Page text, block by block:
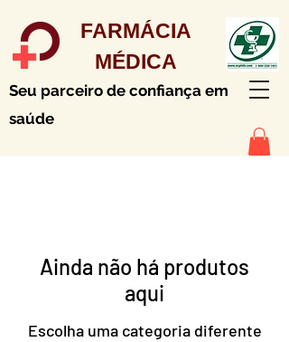
FARMÁCIA
MÉDICA
Seu parceiro de confiança em
saúde
Ainda não há produtos
aqui
Escolha uma categoria diferente